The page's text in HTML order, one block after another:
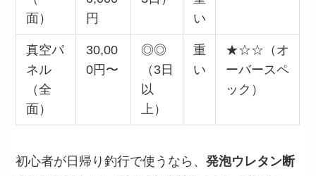
面）
円
い
真空パ
ネル
（全
面）
30,00
0円〜
◎◎
（3日
以
上）
重
い
★☆☆（オ
ーバースペ
ック）
初心者が日帰り釣行で使うなら、発泡ウレタン断